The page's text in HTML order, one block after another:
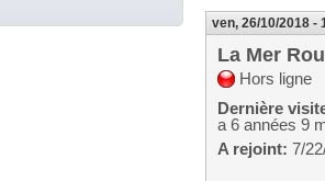
ven, 26/10/2018 -
La Mer
Hors ligne
Dernière
a 6 années 9
A rejoint: 7/